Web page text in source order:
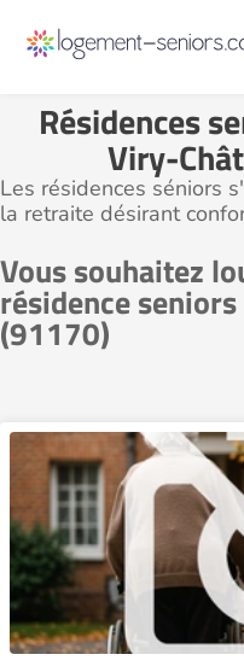
Résidences
Viry-
Les résidences séniors
la retraite désirant
Vous souhaitez
résidence
(91170)